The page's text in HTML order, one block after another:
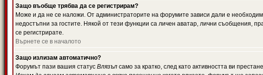
Защо въобще трябва да се регистрирам?
Може и да не се наложи. От администраторите на форумите зависи дали е
недостъпни за гостите. Някой от тези функции са личен аватар, лични съобщения,
се регистрирате.
Върнете се в началото
Защо излизам автоматично?
Форумът пази вашия статус Влязъл само за кратко, след като активността ви